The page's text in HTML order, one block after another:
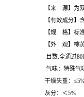
【来 源】为
【有效成分】
【规 格】标
【外 观】棕
目数:全通过
气味：特殊气
干燥失重：
灰分：＜5%